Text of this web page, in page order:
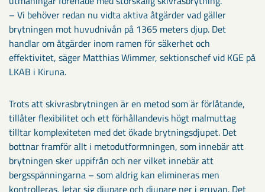
– Vi behöver redan nu vidta aktiva åtgärder vad gäller
brytningen mot huvudnivån på 1365 meters djup. Det
handlar om åtgärder inom ramen för säkerhet och
effektivitet, säger Matthias Wimmer, sektionschef vid KGE på
LKAB i Kiruna.
Trots att skivrasbrytningen är en metod som är förlåtande,
tillåter flexibilitet och ett förhållandevis högt malmuttag
tilltar komplexiteten med det ökade brytningsdjupet. Det
bottnar framför allt i metodutformningen, som innebär att
brytningen sker uppifrån och ner vilket innebär att
bergsspänningarna – som aldrig kan elimineras men